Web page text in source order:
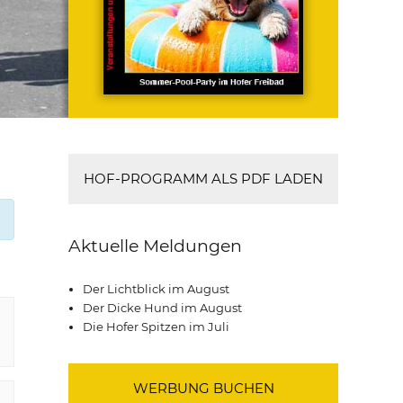
HOF-PROGRAMM ALS PDF LADEN
Aktuelle Meldungen
Der Lichtblick im August
Der Dicke Hund im August
Die Hofer Spitzen im Juli
WERBUNG BUCHEN